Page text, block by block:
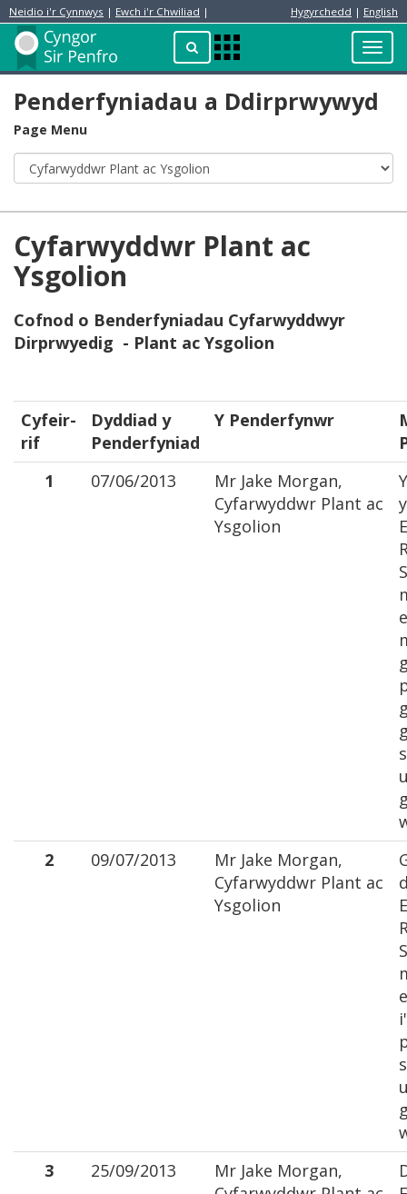
Neidio i'r Cynnwys | Ewch i'r Chwiliad | Hygyrchedd | English
ChwilioApps
Menu
Preswylydd
Penderfyniadau a Ddirprwywyd
Page Menu
Cyfarwyddwr Plant ac
Ysgolion
Cofnod o Benderfyniadau Cyfarwyddwyr
Dirprwyedig - Plant ac Ysgolion
Cyfeir-
rif
Dyddiad y
Penderfyniad
Y Penderfynwr
1
07/06/2013
Mr Jake Morgan,
Cyfarwyddwr Plant ac
Ysgolion
2
09/07/2013
Mr Jake Morgan,
Cyfarwyddwr Plant ac
Ysgolion
3
25/09/2013
Mr Jake Morgan,